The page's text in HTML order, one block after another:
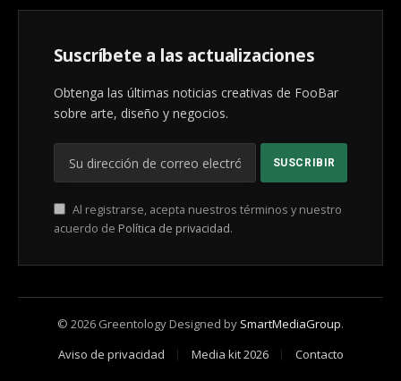
Suscríbete a las actualizaciones
Obtenga las últimas noticias creativas de FooBar
sobre arte, diseño y negocios.
Al registrarse, acepta nuestros términos y nuestro
acuerdo de Política de privacidad.
© 2026 Greentology Designed by SmartMediaGroup.
Aviso de privacidad
Media kit 2026 Contacto